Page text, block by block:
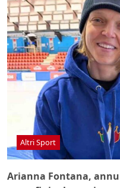
Altri Sport
Arianna Fontana,